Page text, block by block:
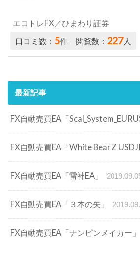
エコトレFX／ひまわり証券
口コミ数：5件 閲覧数：227人
最新記事
FX自動売買EA「
FX自動売買EA「White Bear Z
FX自動売買EA「雷神EA」
FX自動売買EA「３本の矢」
FX自動売買EA「ナンピンメイカー」